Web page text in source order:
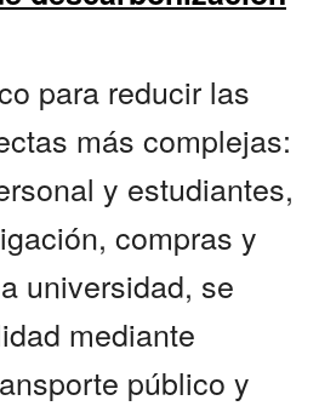
para reducir las
más complejas:
y estudiantes,
compras y
universidad, se
mediante
público y